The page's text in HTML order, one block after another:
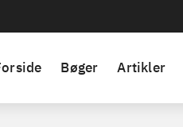
Bøger Artikler